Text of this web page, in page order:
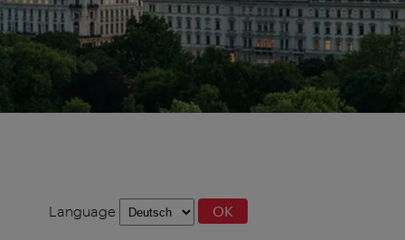
Language
Language OK